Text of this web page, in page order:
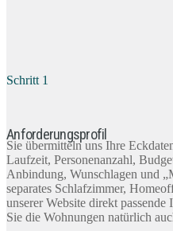
Schritt 1
Anforderungsprofil
Sie übermitteln uns Ihre
Laufzeit, Personenanzahl,
Anbindung, Wunschlagen und
separates Schlafzimmer,
unserer Website direkt passende
Sie die Wohnungen natürlich